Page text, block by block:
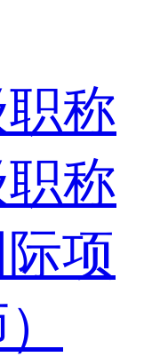
称
称
项